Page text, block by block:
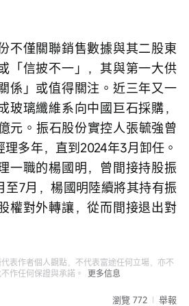
不僅關聯銷售數據與其二股東
「信披不一」，其與第一大供
係」或值得關注。近三年又一
玻璃纖維系向中國巨石採購，
元。振石股份實控人張毓強曾
多年，直到2024年3月卸任。
一職的楊國明，曾間接持股振
7月，楊國明陸續將其持有振
權對外轉讓，從而間接退出對
表作者個人觀點，不代表富途任何立場，亦不
作任何保證與承諾。
更多信息
瀏覽 772 舉報